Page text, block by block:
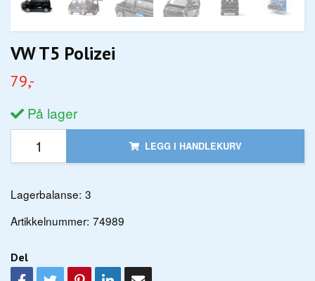
VW T5 Polizei
79,-
På lager
LEGG I HANDLEKURV
Lagerbalanse: 3
Artikkelnummer: 74989
Del